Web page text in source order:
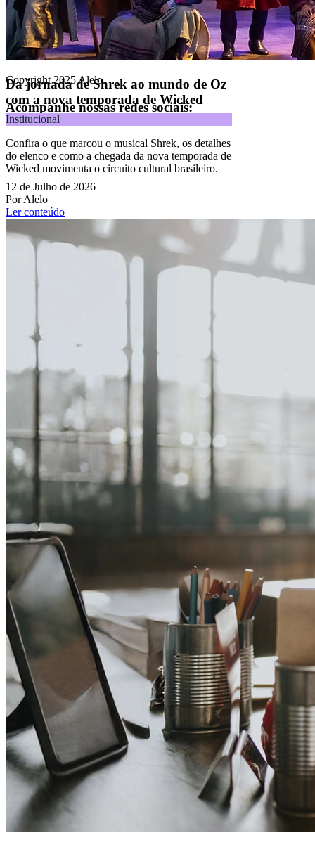
Da jornada de Shrek ao mundo de Oz
com a nova temporada de Wicked
Institucional
Confira o que marcou o musical Shrek, os detalhes
do elenco e como a chegada da nova temporada de
Wicked movimenta o circuito cultural brasileiro.
12 de Julho de 2026
Por Alelo
Ler conteúdo
CNPJ 09.092.759/0001-16 | Alameda Xingu, 512, 3º andar, parte,
Alphaville, Barueri/SP | CEP 06455-030
Todos os direitos reservados.
Copyright 2025 Alelo.
Acompanhe nossas redes sociais: